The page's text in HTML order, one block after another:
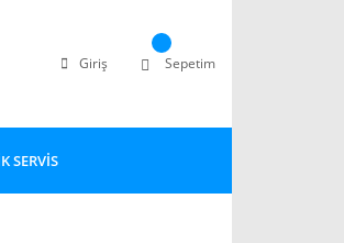
Giriş Sepetim
SERVİS